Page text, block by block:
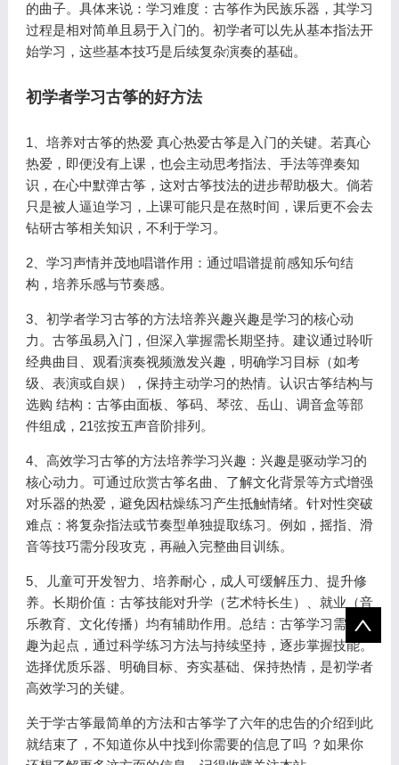
的曲子。具体来说：学习难度：古筝作为民族乐器，其学习
过程是相对简单且易于入门的。初学者可以先从基本指法开
始学习，这些基本技巧是后续复杂演奏的基础。
初学者学习古筝的好方法
1、培养对古筝的热爱 真心热爱古筝是入门的关键。若真心
热爱，即便没有上课，也会主动思考指法、手法等弹奏知
识，在心中默弹古筝，这对古筝技法的进步帮助极大。倘若
只是被人逼迫学习，上课可能只是在熬时间，课后更不会去
钻研古筝相关知识，不利于学习。
2、学习声情并茂地唱谱作用：通过唱谱提前感知乐句结
构，培养乐感与节奏感。
3、初学者学习古筝的方法培养兴趣兴趣是学习的核心动
力。古筝虽易入门，但深入掌握需长期坚持。建议通过聆听
经典曲目、观看演奏视频激发兴趣，明确学习目标（如考
级、表演或自娱），保持主动学习的热情。认识古筝结构与
选购 结构：古筝由面板、筝码、琴弦、岳山、调音盒等部
件组成，21弦按五声音阶排列。
4、高效学习古筝的方法培养学习兴趣：兴趣是驱动学习的
核心动力。可通过欣赏古筝名曲、了解文化背景等方式增强
对乐器的热爱，避免因枯燥练习产生抵触情绪。针对性突破
难点：将复杂指法或节奏型单独提取练习。例如，摇指、滑
音等技巧需分段攻克，再融入完整曲目训练。
5、儿童可开发智力、培养耐心，成人可缓解压力、提升修
养。长期价值：古筝技能对升学（艺术特长生）、就业（音
乐教育、文化传播）均有辅助作用。总结：古筝学习需以兴
趣为起点，通过科学练习方法与持续坚持，逐步掌握技能。
选择优质乐器、明确目标、夯实基础、保持热情，是初学者
高效学习的关键。
关于学古筝最简单的方法和古筝学了六年的忠告的介绍到此
就结束了，不知道你从中找到你需要的信息了吗 ？如果你